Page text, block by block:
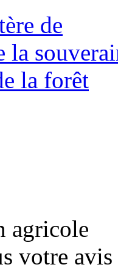
agricole
votre avis